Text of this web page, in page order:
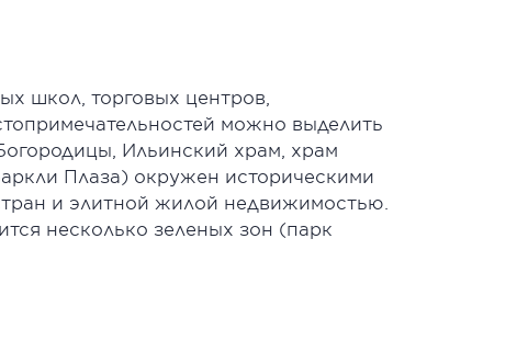
школ, торговых центров,
можно выделить
Ильинский храм, храм
Плаза) окружен историческими
и элитной жилой недвижимостью.
несколько зеленых зон (парк